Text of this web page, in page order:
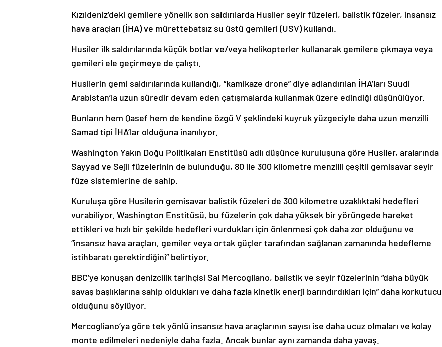
Kızıldeniz’deki gemilere yönelik son saldırılarda Husiler seyir füzeleri, balistik füzeler, insansız
hava araçları (İHA) ve mürettebatsız su üstü gemileri (USV) kullandı.
Husiler ilk saldırılarında küçük botlar ve/veya helikopterler kullanarak gemilere çıkmaya veya
gemileri ele geçirmeye de çalıştı.
Husilerin gemi saldırılarında kullandığı, “kamikaze drone” diye adlandırılan İHA’ları Suudi
Arabistan’la uzun süredir devam eden çatışmalarda kullanmak üzere edindiği düşünülüyor.
Bunların hem Qasef hem de kendine özgü V şeklindeki kuyruk yüzgeciyle daha uzun menzilli
Samad tipi İHA’lar olduğuna inanılıyor.
Washington Yakın Doğu Politikaları Enstitüsü adlı düşünce kuruluşuna göre Husiler, aralarında
Sayyad ve Sejil füzelerinin de bulunduğu, 80 ile 300 kilometre menzilli çeşitli gemisavar seyir
füze sistemlerine de sahip.
Kuruluşa göre Husilerin gemisavar balistik füzeleri de 300 kilometre uzaklıktaki hedefleri
vurabiliyor. Washington Enstitüsü, bu füzelerin çok daha yüksek bir yörüngede hareket
ettikleri ve hızlı bir şekilde hedefleri vurdukları için önlenmesi çok daha zor olduğunu ve
“insansız hava araçları, gemiler veya ortak güçler tarafından sağlanan zamanında hedefleme
istihbaratı gerektirdiğini” belirtiyor.
BBC’ye konuşan denizcilik tarihçisi Sal Mercogliano, balistik ve seyir füzelerinin “daha büyük
savaş başlıklarına sahip oldukları ve daha fazla kinetik enerji barındırdıkları için” daha korkutucu
olduğunu söylüyor.
Mercogliano’ya göre tek yönlü insansız hava araçlarının sayısı ise daha ucuz olmaları ve kolay
monte edilmeleri nedeniyle daha fazla. Ancak bunlar aynı zamanda daha yavaş.